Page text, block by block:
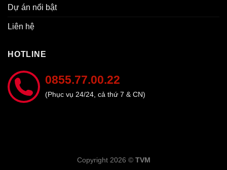
Dự án nổi bật
Liên hệ
HOTLINE
0855.77.00.22
(Phục vụ 24/24, cả thứ 7 & CN)
Copyright 2026 © TVM